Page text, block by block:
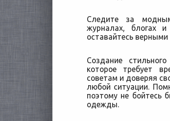
Следите за
журналах, блогах
оставайтесь верными
Создание
которое требует
советам и доверяя
любой ситуации.
поэтому не бойтесь
одежды.